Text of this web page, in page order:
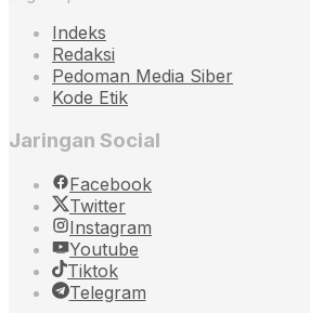
Indeks
Redaksi
Pedoman Media Siber
Kode Etik
Jaringan Social
Facebook
Twitter
Instagram
Youtube
Tiktok
Telegram